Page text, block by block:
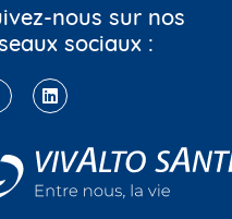
nous sur nos
sociaux :